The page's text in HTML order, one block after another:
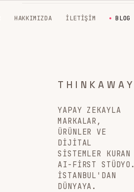
HAKKIMIZDA İLETIŞIM BLOG
THINKAWAY
YAPAY ZEKAYLA
MARKALAR,
ÜRÜNLER VE
DIJITAL
SISTEMLER KURAN
AI-FIRST STÜDYO.
İSTANBUL'DAN
DÜNYAYA.